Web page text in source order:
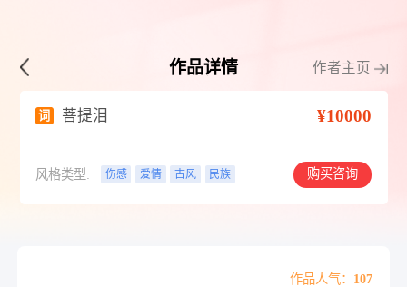
作品详情 作者主页
词 菩提泪 ¥10000
风格类型: 伤感 爱情 古风 民族 购买咨询
作品人气：107